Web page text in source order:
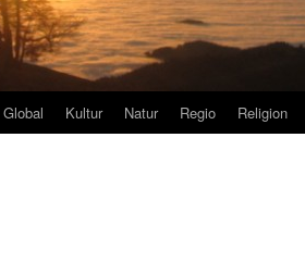
Global Kultur Natur Regio Religion